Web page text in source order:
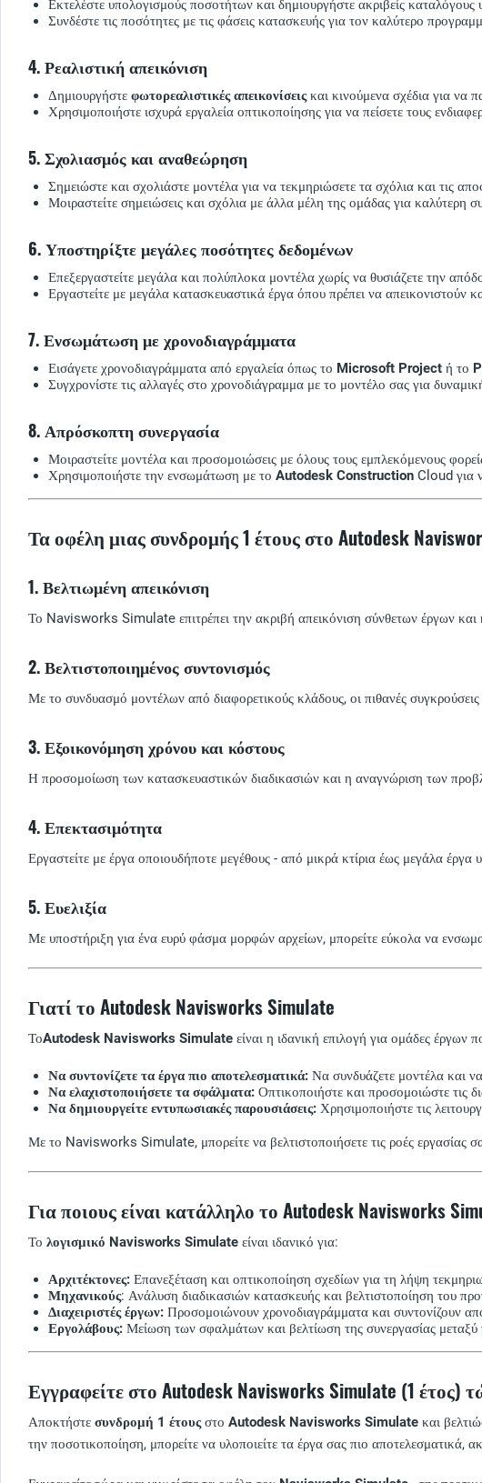
Εκτελέστε υπολογισμούς ποσοτήτων και δημιουργήστε ακριβείς
Συνδέστε τις ποσότητες με τις φάσεις κατασκευής για τον καλύτερο
4. Ρεαλιστική απεικόνιση
Δημιουργήστε φωτορεαλιστικές απεικονίσειςκαι κινούμενα σχέδια για να
Χρησιμοποιήστε ισχυρά εργαλεία οπτικοποίησης για να πείσετε τους
5. Σχολιασμός και αναθεώρηση
Σημειώστε και σχολιάστε μοντέλα για να τεκμηριώσετε τα σχόλια και τις
Μοιραστείτε σημειώσεις και σχόλια με άλλα μέλη της ομάδας για καλύτερη
6. Υποστηρίξτε μεγάλες ποσότητες δεδομένων
Επεξεργαστείτε μεγάλα και πολύπλοκα μοντέλα χωρίς να θυσιάζετε την
Εργαστείτε με μεγάλα κατασκευαστικά έργα όπου πρέπει να απεικονιστούν
7. Ενσωμάτωση με χρονοδιαγράμματα
Εισάγετε χρονοδιαγράμματα από εργαλεία όπως το Microsoft Project ή το
Συγχρονίστε τις αλλαγές στο χρονοδιάγραμμα με το μοντέλο σας για
8. Απρόσκοπτη συνεργασία
Μοιραστείτε μοντέλα και προσομοιώσεις με όλους τους εμπλεκόμενους
Χρησιμοποιήστε την ενσωμάτωση με το Autodesk Construction Cloud για
Τα οφέλη μιας συνδρομής 1 έτους στο Autodesk
1. Βελτιωμένη απεικόνιση
Το Navisworks Simulate επιτρέπει την ακριβή απεικόνιση σύνθετων έργων και
2. Βελτιστοποιημένος συντονισμός
Με το συνδυασμό μοντέλων από διαφορετικούς κλάδους, οι πιθανές
3. Εξοικονόμηση χρόνου και κόστους
Η προσομοίωση των κατασκευαστικών διαδικασιών και η αναγνώριση των
4. Επεκτασιμότητα
Εργαστείτε με έργα οποιουδήποτε μεγέθους - από μικρά κτίρια έως μεγάλα έργα
5. Ευελιξία
Με υποστήριξη για ένα ευρύ φάσμα μορφών αρχείων, μπορείτε εύκολα να
Γιατί το Autodesk Navisworks Simulate
ΤοAutodesk Navisworks Simulate είναι η ιδανική επιλογή για ομάδες έργων
Να συντονίζετε τα έργα πιο αποτελεσματικά: Να συνδυάζετε μοντέλα και
Να ελαχιστοποιήσετε τα σφάλματα: Οπτικοποιήστε και προσομοιώστε τις
Να δημιουργείτε εντυπωσιακές παρουσιάσεις: Χρησιμοποιήστε τις
Με το Navisworks Simulate, μπορείτε να βελτιστοποιήσετε τις ροές εργασίας
Για ποιους είναι κατάλληλο το Autodesk Navisworks
Το λογισμικό Navisworks Simulate είναι ιδανικό για:
Αρχιτέκτονες: Επανεξέταση και οπτικοποίηση σχεδίων για τη λήψη
Μηχανικούς: Ανάλυση διαδικασιών κατασκευής και βελτιστοποίηση του
Διαχειριστές έργων: Προσομοιώνουν χρονοδιαγράμματα και συντονίζουν
Εργολάβους: Μείωση των σφαλμάτων και βελτίωση της συνεργασίας μεταξύ
Εγγραφείτε στο Autodesk Navisworks Simulate (1 έτος)
Αποκτήστε συνδρομή 1 έτουςστο Autodesk Navisworks Simulate και
την ποσοτικοποίηση, μπορείτε να υλοποιείτε τα έργα σας πιο αποτελεσματικά,